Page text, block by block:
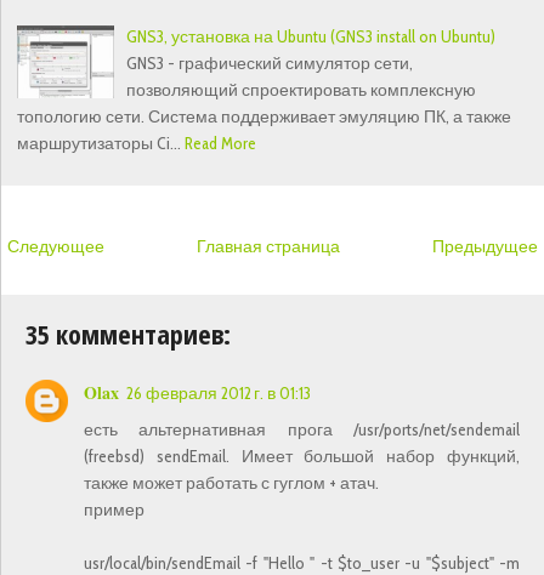
GNS3, установка на Ubuntu (GNS3 install on Ubuntu)
GNS3 - графический симулятор сети,
позволяющий спроектировать комплексную
топологию сети. Система поддерживает эмуляцию ПК, а также
маршрутизаторы Ci… Read More
Следующее Предыдущее
Главная страница
35 комментариев:
Olax 26 февраля 2012 г. в 01:13
есть альтернативная прога /usr/ports/net/sendemail
(freebsd) sendEmail. Имеет большой набор функций,
также может работать с гуглом + атач.
пример
usr/local/bin/sendEmail -f "Hello " -t $to_user -u "$subject" -m